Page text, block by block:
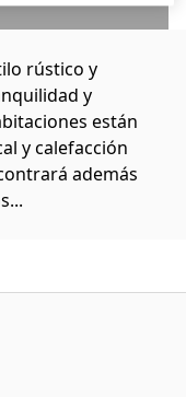
rústico y
y
están
y calefacción
además